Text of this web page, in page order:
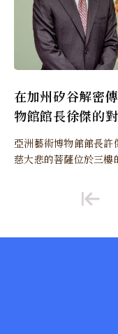
在加州矽谷解密
物館館長徐傑的
亞洲藝術博物館館長許
慈大悲的菩薩位於三